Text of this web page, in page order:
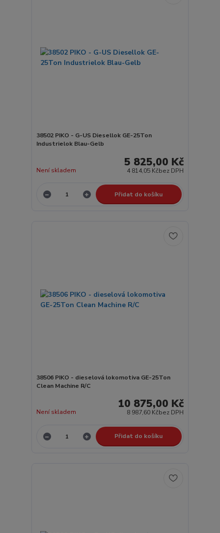
38502 PIKO - G-US Diesellok GE-25Ton
Industrielok Blau-Gelb
5 825,00 Kč
4 814,05 Kčbez DPH
Není skladem
Přidat do košíku
38506 PIKO - dieselová lokomotiva GE-25Ton
Clean Machine R/C
10 875,00 Kč
8 987,60 Kčbez DPH
Není skladem
Přidat do košíku